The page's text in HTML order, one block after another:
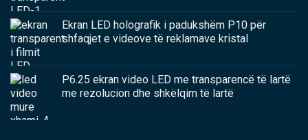
Ekran LED holografik i padukshëm P10 për
shfaqjet e videove të reklamave kristal
P6.25 ekran video LED me transparencë të lartë
me rezolucion dhe shkëlqim të lartë